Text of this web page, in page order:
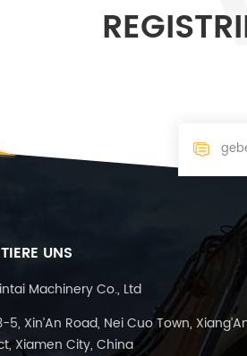
UNS
Machinery Co., Ltd
5, Xin’An Road, Nei Cuo Town,
Xiamen City, China